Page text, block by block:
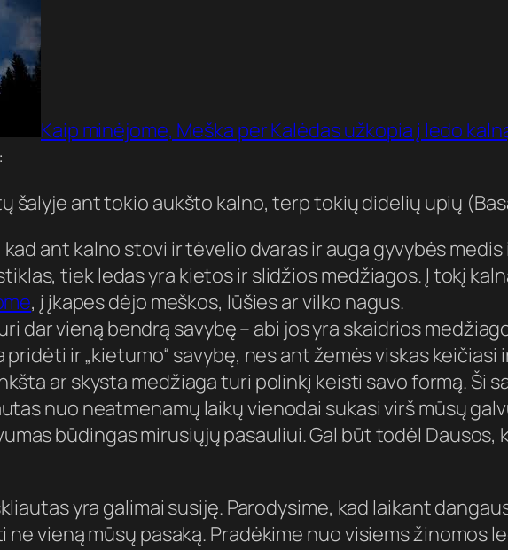
Kaip minėjome, Meška per Kalėdas užkopia į ledo
šalyje ant tokio aukšto kalno, terp tokių didelių upių
ant kalno stovi ir tėvelio dvaras ir auga gyvybės
tiek ledas yra kietos ir slidžios medžiagos. Į tokį
, į įkapes dėjo meškos, lūšies ar vilko nagus.
dar vieną bendrą savybę – abi jos yra skaidrios
ir „kietumo“ savybę, nes ant žemės viskas keičiasi
ar skysta medžiaga turi polinkį keisti savo formą. Ši
nuo neatmenamų laikų vienodai sukasi virš mūsų
būdingas mirusiųjų pasauliui. Gal būt todėl Dausos,
yra galimai susiję. Parodysime, kad laikant
vieną mūsų pasaką. Pradėkime nuo visiems žinomos